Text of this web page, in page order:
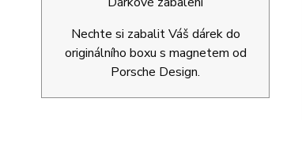
Nechte si zabalit Váš dárek do
originálního boxu s magnetem od
Porsche Design.